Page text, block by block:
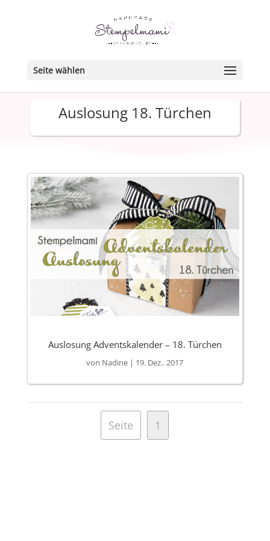
Seite wählen
Auslosung 18. Türchen
Auslosung Adventskalender – 18. Türchen
von Nadine | 19. Dez.. 2017
Seite 1